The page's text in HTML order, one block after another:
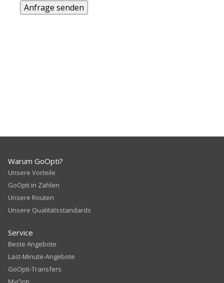
Anfrage senden
Warum GoOpti?
Unsere Vorteile
GoOpti in Zahlen
Unsere Routen
Unsere Qualitätsstandards
Service
Beste Angebote
Last-Minute-Angebote
GoOpti-Transfers